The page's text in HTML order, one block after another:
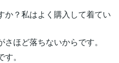
か？私はよく購入して着てい
ほど落ちないからです。
。